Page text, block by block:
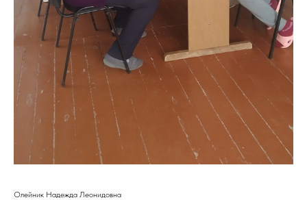
Олейник Надежда Леонидовна